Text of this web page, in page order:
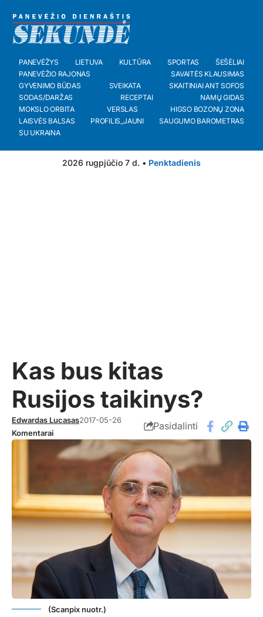
PANEVĖŽYS LIETUVA KULTŪRA SPORTAS
ŠEŠĖLIAI
PANEVĖŽIO RAJONAS
SAVAITĖS KLAUSIMAS
GYVENIMO BŪDAS
SVEIKATA
SKAITINIAI ANT SOFOS
SODAS/DARŽAS
RECEPTAI
NAMŲ GIDAS
MOKSLO ORBITA
VERSLAS
HIGSO BOZONŲ ZONA
LAISVĖS BALSAS
PROFILIS_JAUNI
SAUGUMO BAROMETRAS
SU UKRAINA
2026 rugpjūčio 7 d. • Penktadienis
Kas bus kitas
Rusijos taikinys?
Edwardas Lucasas2017-05-26
Komentarai
Pasidalinti
(Scanpix nuotr.)